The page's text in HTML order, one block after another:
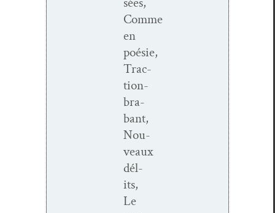
Comme
en
poésie,
Trac­­
tion-
bra­
bant,
Nou­
veaux
dél­
its,
Le